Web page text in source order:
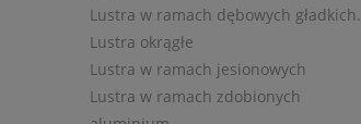
Lustra w ramach dębowych gładkich.
Lustra okrągłe
Lustra w ramach jesionowych
Lustra w ramach zdobionych